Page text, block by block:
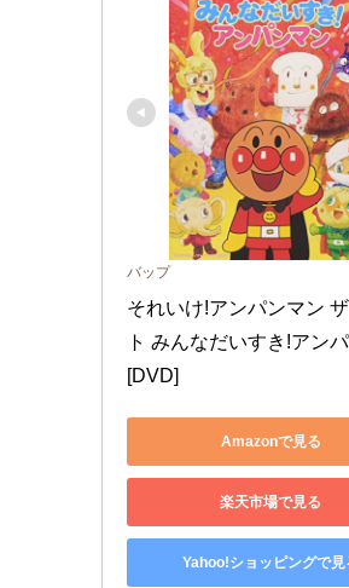
バップ
それいけ!アンパンマン
ト みんなだいすき!アン
[DVD]
Amazonで見る
楽天市場で見る
Yahoo!ショッピングで見